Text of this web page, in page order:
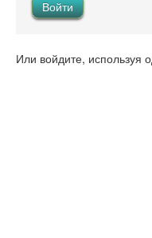
Или войдите, используя